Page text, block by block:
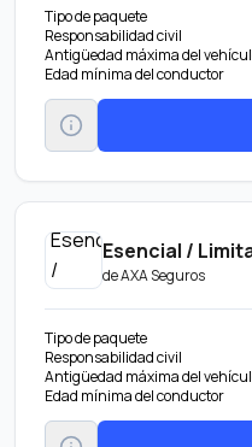
Tipo de paquete
Responsabilidad civil
Antigüedad máxima del
Edad mínima del conductor
Esencial /
deAXA Seguros
Tipo de paquete
Responsabilidad civil
Antigüedad máxima del
Edad mínima del conductor